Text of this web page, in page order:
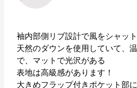
袖内部側リブ設計で風をシャット
天然のダウンを使用していて、
で、マットで光沢がある
表地は高級感があります！
大きめフラップ付きポケット部